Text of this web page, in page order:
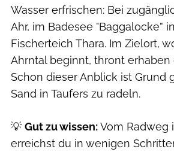
Wasser erfrischen: Bei
Ahr, im Badesee "Baggalocke”
Fischerteich Thara. Im Zielort,
Ahrntal beginnt, thront erhaben
Schon dieser Anblick ist Grund
Sand in Taufers zu radeln.
💡 Gut zu wissen:Vom Radweg
erreichst du in wenigen